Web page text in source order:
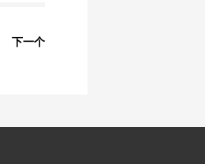
下一个